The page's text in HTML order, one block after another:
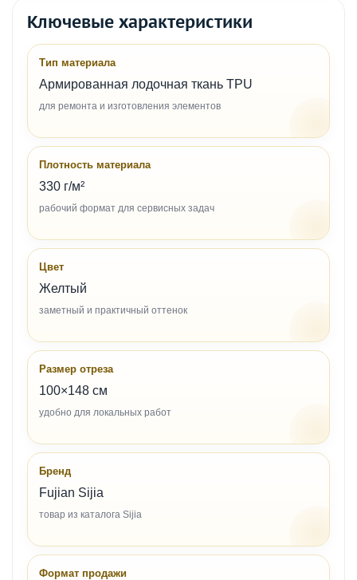
Ключевые характеристики
Тип материала
Армированная лодочная ткань TPU
для ремонта и изготовления элементов
Плотность материала
330 г/м²
рабочий формат для сервисных задач
Цвет
Желтый
заметный и практичный оттенок
Размер отреза
100×148 см
удобно для локальных работ
Бренд
Fujian Sijia
товар из каталога Sijia
Формат продажи